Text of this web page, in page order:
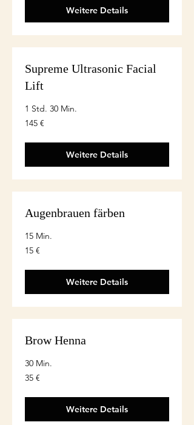
Weitere Details
Supreme Ultrasonic Facial
Lift
1 Std. 30 Min.
145
euro
145 €
Weitere Details
Augenbrauen färben
15 Min.
15
euro
15 €
Weitere Details
Brow Henna
30 Min.
35
euro
35 €
Weitere Details